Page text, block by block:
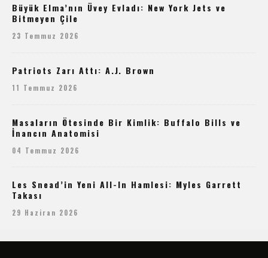
Büyük Elma’nın Üvey Evladı: New York Jets ve
Bitmeyen Çile
23 Temmuz 2026
Patriots Zarı Attı: A.J. Brown
11 Temmuz 2026
Masaların Ötesinde Bir Kimlik: Buffalo Bills ve
İnancın Anatomisi
04 Temmuz 2026
Les Snead’in Yeni All-In Hamlesi: Myles Garrett
Takası
29 Haziran 2026